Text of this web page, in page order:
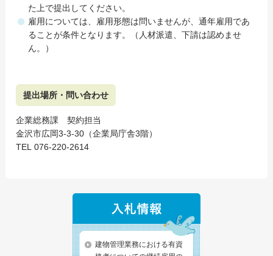
た上で提出してください。
雇用については、雇用形態は問いませんが、通年雇用であ
ることが条件となります。（人材派遣、下請は認めませ
ん。）
提出場所・問い合わせ
企業総務課 契約担当
金沢市広岡3-3-30（企業局庁舎3階）
TEL 076-220-2614
建物管理業務における有資